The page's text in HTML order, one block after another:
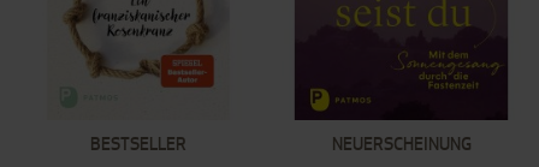
BESTSELLER
NEUERSCHEINUNG